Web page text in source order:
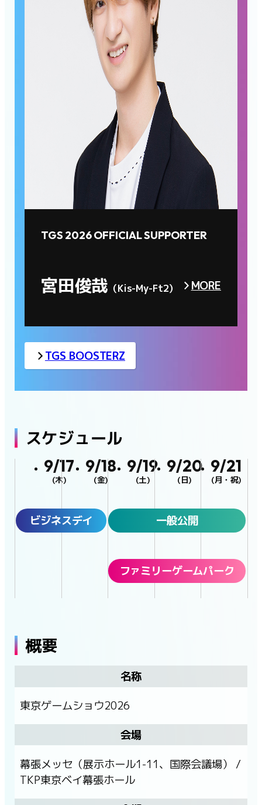
TGS 2026 OFFICIAL SUPPORTER
宮田俊哉 （Kis-My-Ft2） MORE
TGS BOOSTERZ
スケジュール
9/17
(木)
9/18
(金)
9/19
(土)
9/20
(日)
9/21
(月・祝)
ビジネスデイ 一般公開
ファミリーゲームパーク
概要
名称
東京ゲームショウ2026
会場
幕張メッセ（展示ホール1-11、国際会議場） /
TKP東京ベイ幕張ホール